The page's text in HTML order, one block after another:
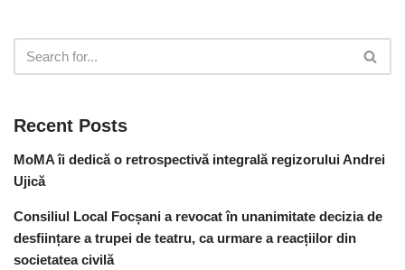
Recent Posts
MoMA îi dedică o retrospectivă integrală regizorului Andrei
Ujică
Consiliul Local Focșani a revocat în unanimitate decizia de
desființare a trupei de teatru, ca urmare a reacțiilor din
societatea civilă